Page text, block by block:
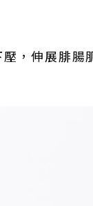
，伸展腓